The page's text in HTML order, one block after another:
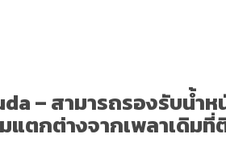
– สามารถรองรับน้ำ
แตกต่างจากเพลาเดิมที่